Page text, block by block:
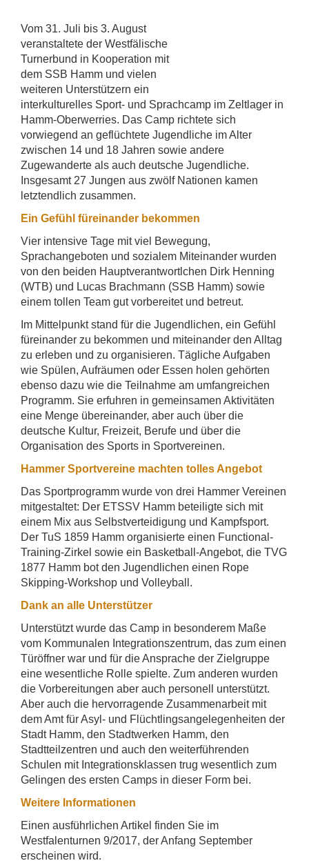
Vom 31. Juli bis 3. August
veranstaltete der Westfälische
Turnerbund in Kooperation mit
dem SSB Hamm und vielen
weiteren Unterstützern ein
interkulturelles Sport- und Sprachcamp im Zeltlager in
Hamm-Oberwerries. Das Camp richtete sich
vorwiegend an geflüchtete Jugendliche im Alter
zwischen 14 und 18 Jahren sowie andere
Zugewanderte als auch deutsche Jugendliche.
Insgesamt 27 Jungen aus zwölf Nationen kamen
letztendlich zusammen.
Ein Gefühl füreinander bekommen
Vier intensive Tage mit viel Bewegung,
Sprachangeboten und sozialem Miteinander wurden
von den beiden Hauptverantwortlchen Dirk Henning
(WTB) und Lucas Brachmann (SSB Hamm) sowie
einem tollen Team gut vorbereitet und betreut.
Im Mittelpunkt stand für die Jugendlichen, ein Gefühl
füreinander zu bekommen und miteinander den Alltag
zu erleben und zu organisieren. Tägliche Aufgaben
wie Spülen, Aufräumen oder Essen holen gehörten
ebenso dazu wie die Teilnahme am umfangreichen
Programm. Sie erfuhren in gemeinsamen Aktivitäten
eine Menge übereinander, aber auch über die
deutsche Kultur, Freizeit, Berufe und über die
Organisation des Sports in Sportvereinen.
Hammer Sportvereine machten tolles Angebot
Das Sportprogramm wurde von drei Hammer Vereinen
mitgestaltet: Der ETSSV Hamm beteiligte sich mit
einem Mix aus Selbstverteidigung und Kampfsport.
Der TuS 1859 Hamm organisierte einen Functional-
Training-Zirkel sowie ein Basketball-Angebot, die TVG
1877 Hamm bot den Jugendlichen einen Rope
Skipping-Workshop und Volleyball.
Dank an alle Unterstützer
Unterstützt wurde das Camp in besonderem Maße
vom Kommunalen Integrationszentrum, das zum einen
Türöffner war und für die Ansprache der Zielgruppe
eine wesentliche Rolle spielte. Zum anderen wurden
die Vorbereitungen aber auch personell unterstützt.
Aber auch die hervorragende Zusammenarbeit mit
dem Amt für Asyl- und Flüchtlingsangelegenheiten der
Stadt Hamm, den Stadtwerken Hamm, den
Stadtteilzentren und auch den weiterführenden
Schulen mit Integrationsklassen trug wesentlich zum
Gelingen des ersten Camps in dieser Form bei.
Weitere Informationen
Einen ausführlichen Artikel finden Sie im
Westfalenturnen 9/2017, der Anfang September
erscheinen wird.